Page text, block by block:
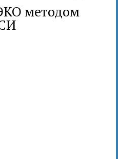
методом